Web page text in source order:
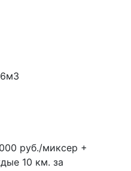
руб./миксер +
10 км. за